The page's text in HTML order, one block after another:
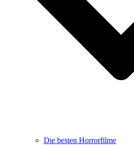
Die besten Horrorfilme